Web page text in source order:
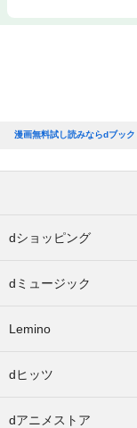
漫画無料試し読みならdブック
dショッピング
dミュージック
Lemino
dヒッツ
dアニメストア